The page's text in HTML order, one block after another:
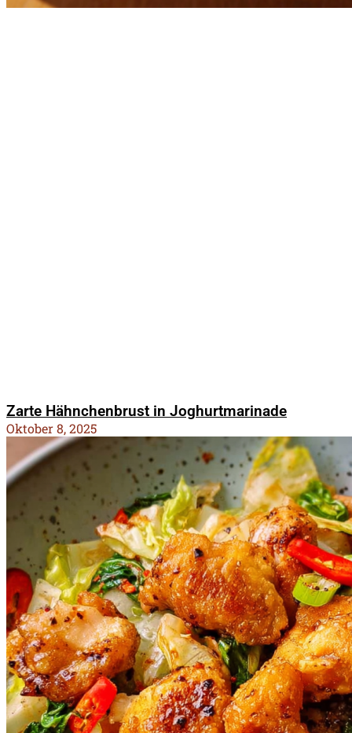
Zarte Hähnchenbrust in Joghurtmarinade
Oktober 8, 2025